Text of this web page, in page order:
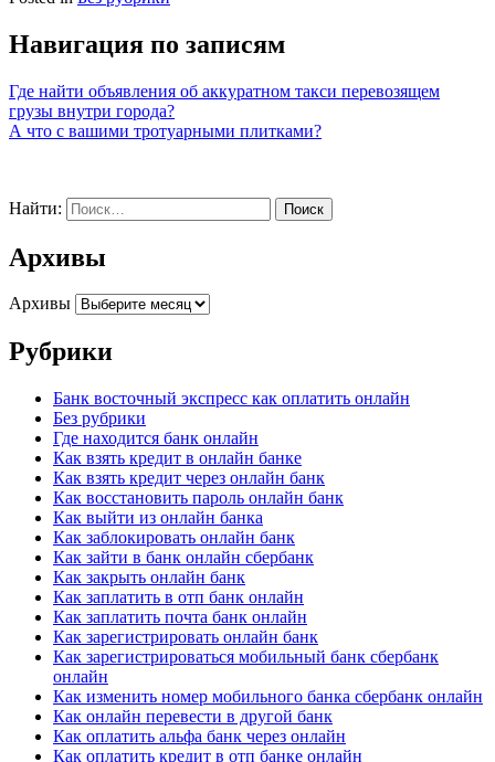
Навигация по записям
Где найти объявления об аккуратном такси перевозящем
грузы внутри города?
А что с вашими тротуарными плитками?
Найти:
Архивы
Архивы
Рубрики
Банк восточный экспресс как оплатить онлайн
Без рубрики
Где находится банк онлайн
Как взять кредит в онлайн банке
Как взять кредит через онлайн банк
Как восстановить пароль онлайн банк
Как выйти из онлайн банка
Как заблокировать онлайн банк
Как зайти в банк онлайн сбербанк
Как закрыть онлайн банк
Как заплатить в отп банк онлайн
Как заплатить почта банк онлайн
Как зарегистрировать онлайн банк
Как зарегистрироваться мобильный банк сбербанк
онлайн
Как изменить номер мобильного банка сбербанк онлайн
Как онлайн перевести в другой банк
Как оплатить альфа банк через онлайн
Как оплатить кредит в отп банке онлайн